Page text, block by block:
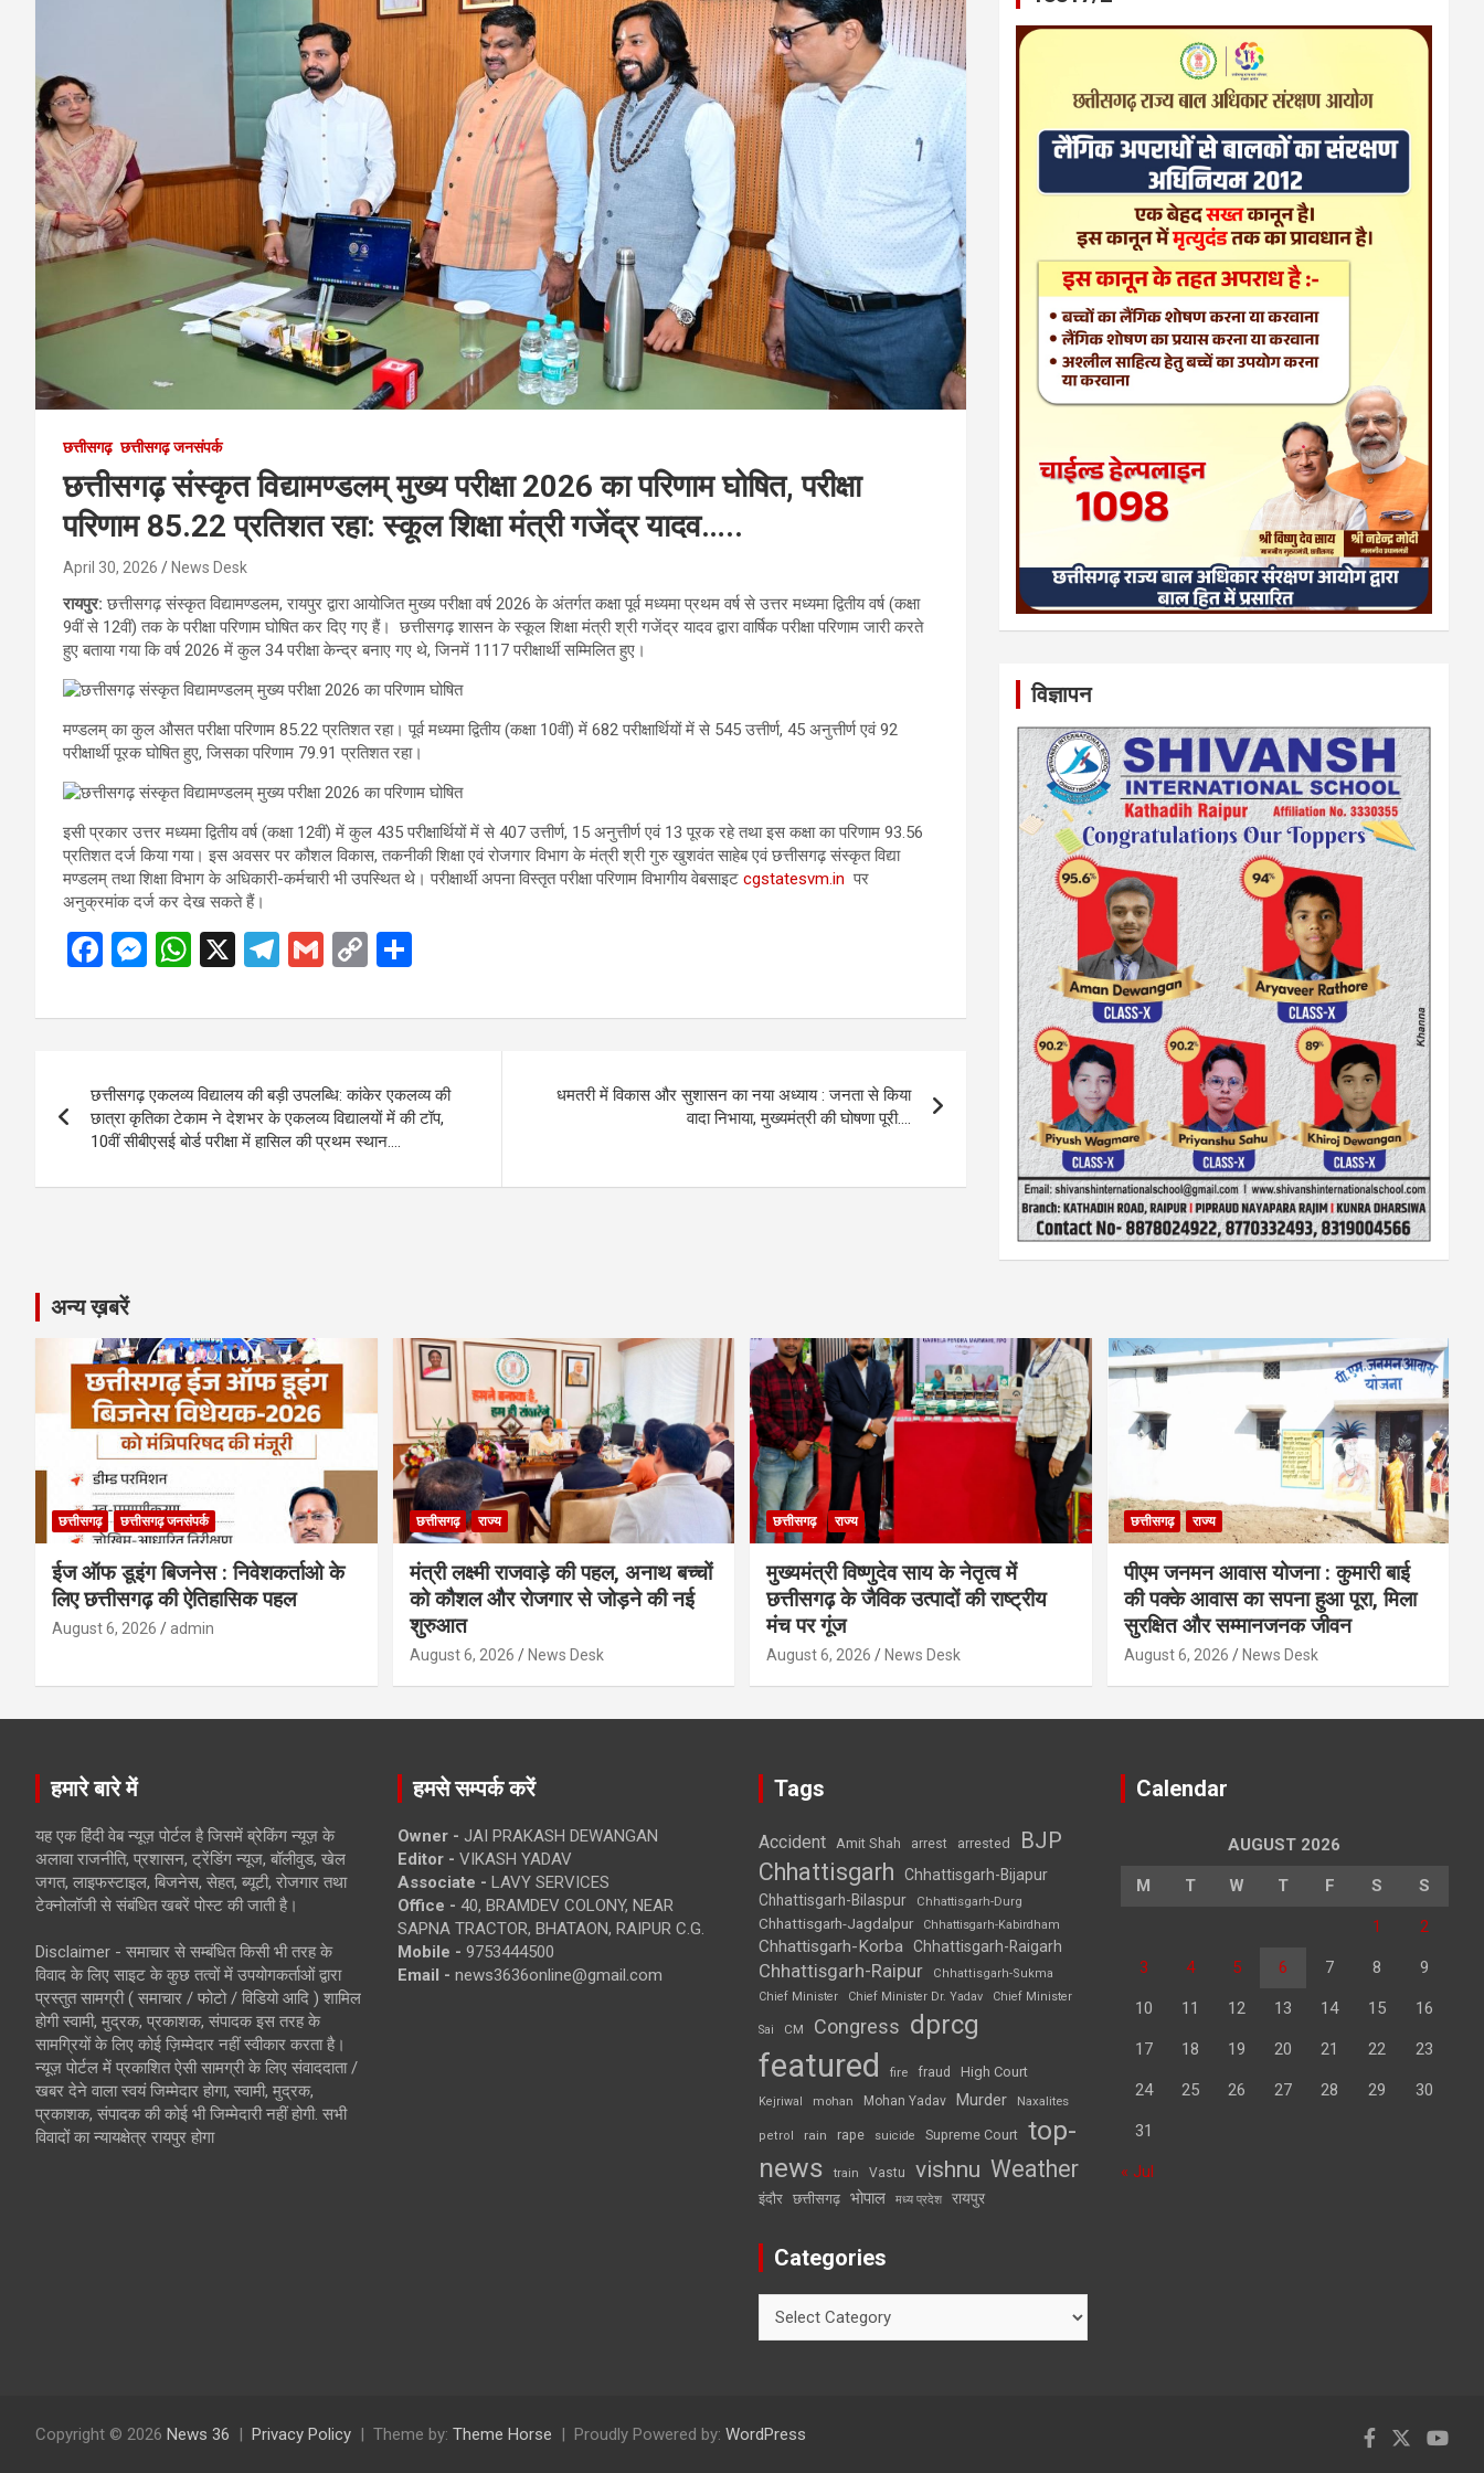
छत्तीसगढ़ छत्तीसगढ़ जनसंपर्क
छत्तीसगढ़ संस्कृत विद्यामण्डलम् मुख्य परीक्षा 2026 का परिणाम घोषित, परीक्षा
परिणाम 85.22 प्रतिशत रहा: स्कूल शिक्षा मंत्री गजेंद्र यादव…..
April 30, 2026 News Desk
रायपुर:छत्तीसगढ़ संस्कृत विद्यामण्डलम, रायपुर द्वारा आयोजित मुख्य परीक्षा वर्ष 2026 के अंतर्गत कक्षा पूर्व मध्यमा प्रथम वर्ष से उत्तर मध्यमा द्वितीय वर्ष (कक्षा
9वीं से 12वीं) तक के परीक्षा परिणाम घोषित कर दिए गए हैं। छत्तीसगढ़ शासन के स्कूल शिक्षा मंत्री श्री गजेंद्र यादव द्वारा वार्षिक परीक्षा परिणाम जारी करते
हुए बताया गया कि वर्ष 2026 में कुल 34 परीक्षा केन्द्र बनाए गए थे, जिनमें 1117 परीक्षार्थी सम्मिलित हुए।
मण्डलम् का कुल औसत परीक्षा परिणाम 85.22 प्रतिशत रहा। पूर्व मध्यमा द्वितीय (कक्षा 10वीं) में 682 परीक्षार्थियों में से 545 उत्तीर्ण, 45 अनुत्तीर्ण एवं 92
परीक्षार्थी पूरक घोषित हुए, जिसका परिणाम 79.91 प्रतिशत रहा।
इसी प्रकार उत्तर मध्यमा द्वितीय वर्ष (कक्षा 12वीं) में कुल 435 परीक्षार्थियों में से 407 उत्तीर्ण, 15 अनुत्तीर्ण एवं 13 पूरक रहे तथा इस कक्षा का परिणाम 93.56
प्रतिशत दर्ज किया गया। इस अवसर पर कौशल विकास, तकनीकी शिक्षा एवं रोजगार विभाग के मंत्री श्री गुरु खुशवंत साहेब एवं छत्तीसगढ़ संस्कृत विद्या
मण्डलम् तथा शिक्षा विभाग के अधिकारी-कर्मचारी भी उपस्थित थे। परीक्षार्थी अपना विस्तृत परीक्षा परिणाम विभागीय वेबसाइट cgstatesvm.in पर
अनुक्रमांक दर्ज कर देख सकते हैं।
F
ce
o
o
k
M
se
g
er
W
at
A
p
p
X
T
e
a
m
G
ail
C
py
n
k
ar
navigation
छत्तीसगढ़ एकलव्य विद्यालय की बड़ी उपलब्धि: कांकेर एकलव्य की
छात्रा कृतिका टेकाम ने देशभर के एकलव्य विद्यालयों में की टॉप,
10वीं सीबीएसई बोर्ड परीक्षा में हासिल की प्रथम स्थान….
धमतरी में विकास और सुशासन का नया अध्याय : जनता से किया
वादा निभाया, मुख्यमंत्री की घोषणा पूरी….
विज्ञापन
अन्य ख़बरें
छत्तीसगढ़ छत्तीसगढ़ जनसंपर्क
ईज ऑफ डूइंग बिजनेस : निवेशकर्ताओ के
लिए छत्तीसगढ़ की ऐतिहासिक पहल
August 6, 2026 admin
छत्तीसगढ़ राज्य
मंत्री लक्ष्मी राजवाड़े की पहल, अनाथ बच्चों
को कौशल और रोजगार से जोड़ने की नई
शुरुआत
August 6, 2026 News Desk
छत्तीसगढ़ राज्य
मुख्यमंत्री विष्णुदेव साय के नेतृत्व में
छत्तीसगढ़ के जैविक उत्पादों की राष्ट्रीय
मंच पर गूंज
August 6, 2026 News Desk
छत्तीसगढ़ राज्य
पीएम जनमन आवास योजना : कुमारी बाई
की पक्के आवास का सपना हुआ पूरा, मिला
सुरक्षित और सम्मानजनक जीवन
August 6, 2026 News Desk
हमारे बारे में
यह एक हिंदी वेब न्यूज़ पोर्टल है जिसमें ब्रेकिंग न्यूज़ के
अलावा राजनीति, प्रशासन, ट्रेंडिंग न्यूज, बॉलीवुड, खेल
जगत, लाइफस्टाइल, बिजनेस, सेहत, ब्यूटी, रोजगार तथा
टेक्नोलॉजी से संबंधित खबरें पोस्ट की जाती है।
Disclaimer - समाचार से सम्बंधित किसी भी तरह के
विवाद के लिए साइट के कुछ तत्वों में उपयोगकर्ताओं द्वारा
प्रस्तुत सामग्री ( समाचार / फोटो / विडियो आदि ) शामिल
होगी स्वामी, मुद्रक, प्रकाशक, संपादक इस तरह के
सामग्रियों के लिए कोई ज़िम्मेदार नहीं स्वीकार करता है।
न्यूज़ पोर्टल में प्रकाशित ऐसी सामग्री के लिए संवाददाता /
खबर देने वाला स्वयं जिम्मेदार होगा, स्वामी, मुद्रक,
प्रकाशक, संपादक की कोई भी जिम्मेदारी नहीं होगी. सभी
विवादों का न्यायक्षेत्र रायपुर होगा
हमसे सम्पर्क करें
Owner - JAI PRAKASH DEWANGAN
Editor - VIKASH YADAV
Associate - LAVY SERVICES
Office - 40, BRAMDEV COLONY, NEAR
SAPNA TRACTOR, BHATAON, RAIPUR C.G.
Mobile - 9753444500
Email - news3636online@gmail.com
Tags
Accident Amit Shah arrest arrested BJP
Chhattisgarh
Chhattisgarh-Bijapur
Chhattisgarh-Bilaspur
Chhattisgarh-Durg
Chhattisgarh-Jagdalpur Chhattisgarh-Kabirdham
Chhattisgarh-Korba Chhattisgarh-Raigarh
Chhattisgarh-Raipur
Chhattisgarh-Sukma
Chief Minister
Chief Minister Dr. Yadav Chief Minister
Sai CM Congress dprcg
featured fire fraud High Court
Kejriwal mohan Mohan Yadav Murder Naxalites
petrol rain rape suicide Supreme Court top-
news
train Vastu vishnu Weather
इंदौर छत्तीसगढ़ भोपाल मध्य प्रदेश रायपुर
Categories
Calendar
AUGUST 2026
M T W T F S S
1 2
3 4 5 6 7 8 9
10 11 12 13 14 15 16
17 18 19 20 21 22 23
24 25 26 27 28 29 30
31
« Jul
Copyright © 2026 News 36 Privacy Policy Theme by: Theme Horse Proudly Powered by: WordPress